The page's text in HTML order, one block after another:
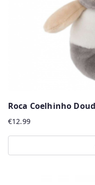
Roca Coelhinho
€12.99